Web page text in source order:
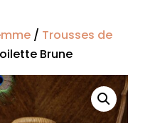
/ Trousses de
Brune